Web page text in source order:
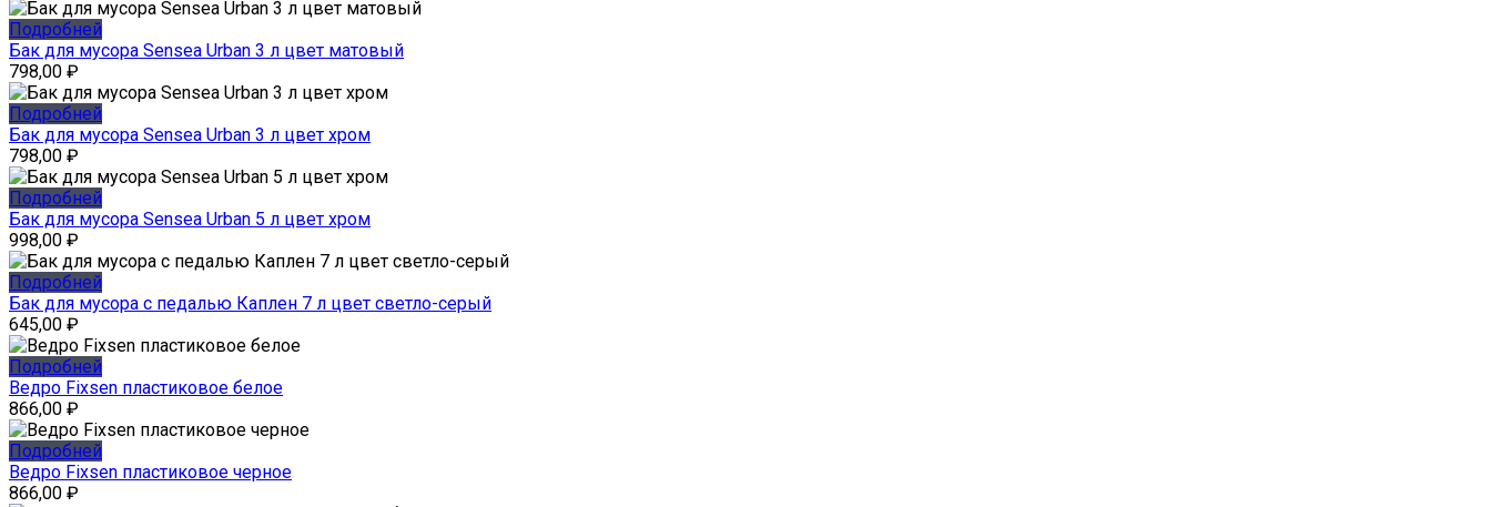
Подробней
Бак для мусора Sensea Urban 3 л цвет матовый
798,00 ₽
Подробней
Бак для мусора Sensea Urban 3 л цвет хром
798,00 ₽
Подробней
Бак для мусора Sensea Urban 5 л цвет хром
998,00 ₽
Подробней
Бак для мусора с педалью Каплен 7 л цвет светло-серый
645,00 ₽
Подробней
Ведро Fixsen пластиковое белое
866,00 ₽
Подробней
Ведро Fixsen пластиковое черное
866,00 ₽